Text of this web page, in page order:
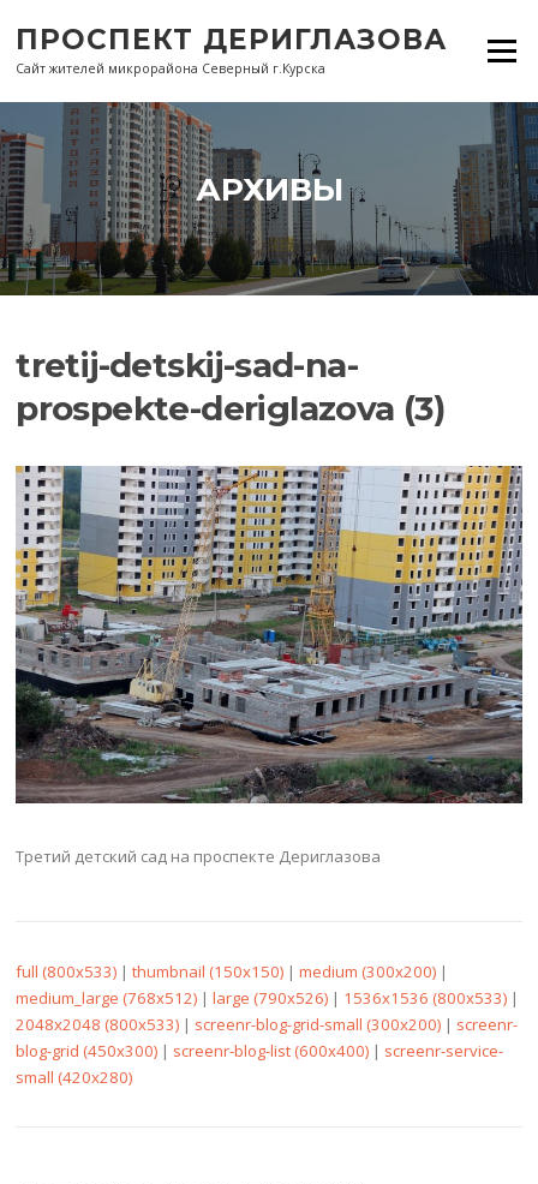
содержанию
ПРОСПЕКТ ДЕРИГЛАЗОВА
Сайт жителей микрорайона Северный г.Курска
Меню
АРХИВЫ
tretij-detskij-sad-na-
prospekte-deriglazova (3)
Третий детский сад на проспекте Дериглазова
full (800x533) |thumbnail (150x150) |medium (300x200) |
medium_large (768x512) |large (790x526) | 1536x1536 (800x533) |
2048x2048 (800x533) | screenr-blog-grid-small (300x200) | screenr-
blog-grid (450x300) | screenr-blog-list (600x400) | screenr-service-
small (420x280)